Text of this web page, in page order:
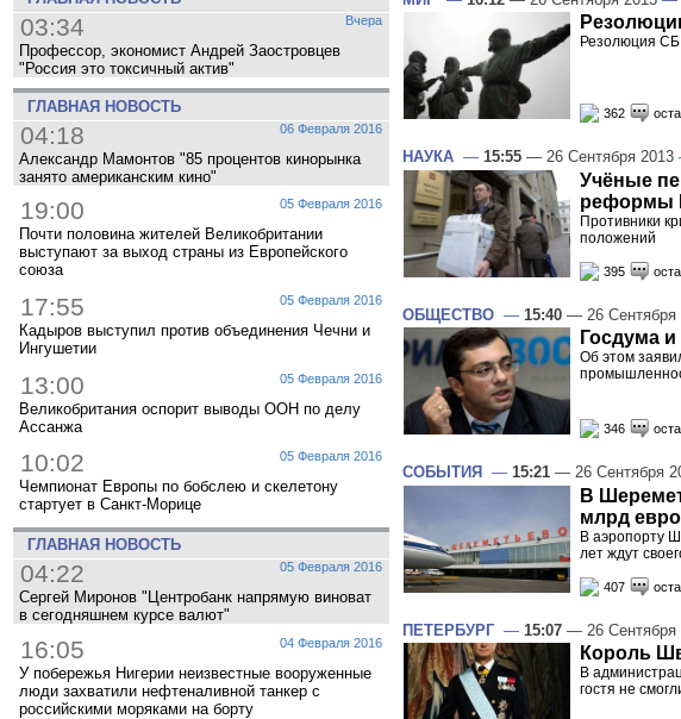
Вчера
03:34
Профессор, экономист Андрей Заостровцев
"Россия это токсичный актив"
ГЛАВНАЯ НОВОСТЬ
06 Февраля 2016
04:18
Александр Мамонтов "85 процентов кинорынка
занято американским кино"
05 Февраля 2016
19:00
Почти половина жителей Великобритании
выступают за выход страны из Европейского
союза
05 Февраля 2016
17:55
Кадыров выступил против объединения Чечни и
Ингушетии
05 Февраля 2016
13:00
Великобритания оспорит выводы ООН по делу
Ассанжа
05 Февраля 2016
10:02
Чемпионат Европы по бобслею и скелетону
стартует в Санкт-Морице
ГЛАВНАЯ НОВОСТЬ
05 Февраля 2016
04:22
Сергей Миронов "Центробанк напрямую виноват
в сегодняшнем курсе валют"
04 Февраля 2016
16:05
У побережья Нигерии неизвестные вооруженные
люди захватили нефтеналивной танкер с
российскими моряками на борту
Резолюция
362
НАУКА — 15:55 — 26 Сентября 2013
Учёные
реформы
Противники
положений
395
ОБЩЕСТВО — 15:40 — 26 Сентября
Госдума
Об этом
346
СОБЫТИЯ — 15:21 — 26 Сентября
В
млрд евро
В аэропорту
лет ждут
407
ПЕТЕРБУРГ — 15:07 — 26 Сентября
Король
В
гостя не